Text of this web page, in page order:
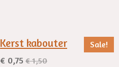
Sale!
Kerst kabouter
€ 0,75 € 1,50